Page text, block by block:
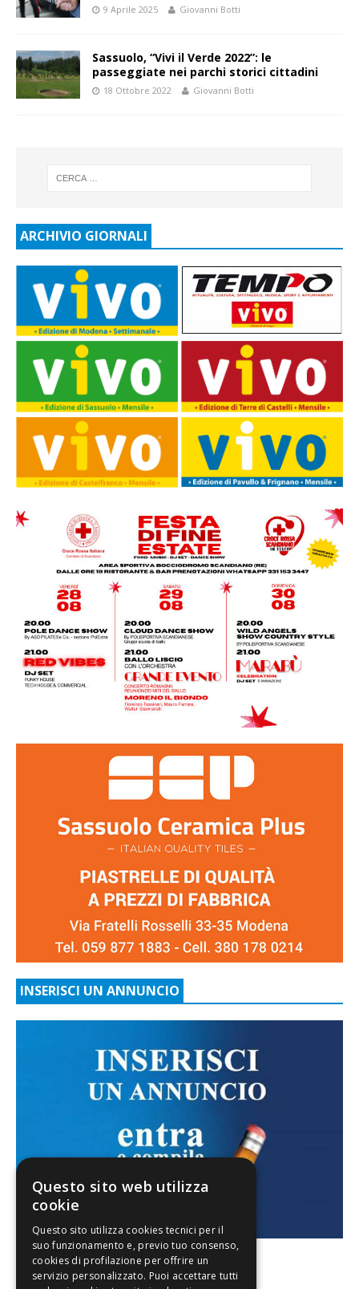
9 Aprile 2025 Giovanni Botti
Sassuolo, “Vivi il Verde 2022”: le
passeggiate nei parchi storici cittadini
18 Ottobre 2022 Giovanni Botti
ARCHIVIO GIORNALI
INSERISCI UN ANNUNCIO
FACEBOOK
Questo sito web utilizza
cookie